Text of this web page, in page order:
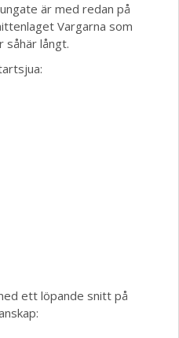
är med redan på
Vargarna som
såhär långt.
ett löpande snitt på